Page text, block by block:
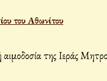
του Αθωνίτου